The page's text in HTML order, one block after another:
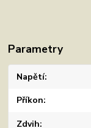
Parametry
Napětí
Příkon
Zdvih